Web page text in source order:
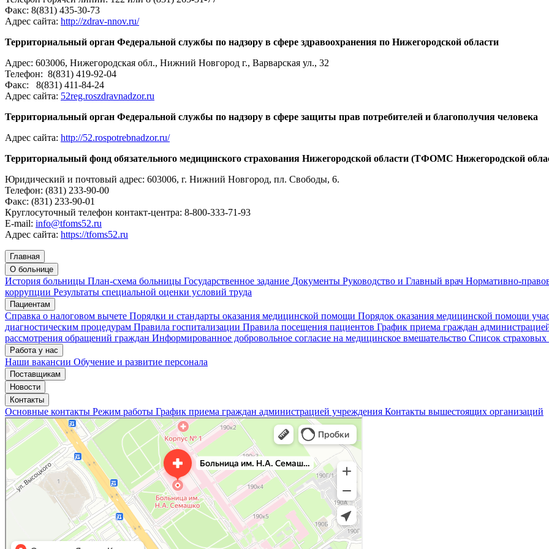
Факс: 8(831) 435-30-73
Адрес сайта: http://zdrav-nnov.ru/
Территориальный орган Федеральной службы по надзору в сфере здравоохранения по Нижегородской области
Адрес: 603006, Нижегородская обл., Нижний Новгород г., Варварская ул., 32
Телефон: 8(831) 419-92-04
Факс: 8(831) 411-84-24
Адрес сайта: 52reg.roszdravnadzor.ru
Территориальный орган Федеральной службы по надзору в сфере защиты прав потребителей и благополучия человека
Адрес сайта: http://52.rospotrebnadzor.ru/
Территориальный фонд обязательного медицинского страхования Нижегородской области (ТФОМС Нижегородской
Юридический и почтовый адрес: 603006, г. Нижний Новгород, пл. Свободы, 6.
Телефон: (831) 233-90-00
Факс: (831) 233-90-01
Круглосуточный телефон контакт-центра: 8-800-333-71-93
E-mail: info@tfoms52.ru
Адрес сайта: https://tfoms52.ru
Главная
О больнице
История больницы План-схема больницы Государственное задание Документы Руководство и Главный врач Нормативно-
коррупции Результаты специальной оценки условий труда
Пациентам
Справка о налоговом вычете Порядки и стандарты оказания медицинской помощи Порядок оказания медицинской помощи
диагностическим процедурам Правила госпитализации Правила посещения пациентов График приема граждан
рассмотрения обращений граждан Информированное добровольное согласие на медицинское вмешательство Список
Работа у нас
Наши вакансии Обучение и развитие персонала
Поставщикам
Новости
Контакты
Основные контакты Режим работы График приема граждан администрацией учреждения Контакты вышестоящих организаций
«Нижегородская областная клиническая больница имени Н.А. Семашко»
Отделение больницы, госпиталя в Нижнем Новгороде
Больница для взрослых в Нижнем Новгороде